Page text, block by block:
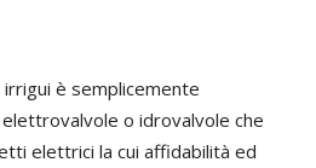
è semplicemente
o idrovalvole che
elettrici la cui affidabilità ed